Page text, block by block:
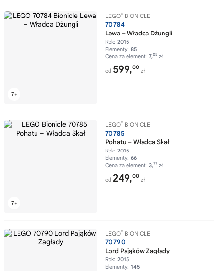
LEGO® BIONICLE
70784
Lewa – Władca Dżungli
Rok: 2015
Elementy: 85
Cena za element: 7,05 zł
od 599,00
zł
LEGO® BIONICLE
70785
Pohatu – Władca Skał
Rok: 2015
Elementy: 66
Cena za element: 3,77 zł
od 249,00
zł
LEGO® BIONICLE
70790
Lord Pająków Zagłady
Rok: 2015
Elementy: 145